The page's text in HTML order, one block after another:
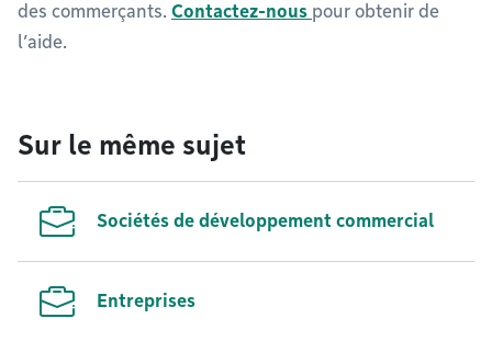
des commerçants. Contactez-nous pour obtenir de
l’aide.
Sur le même sujet
Sociétés de développement commercial
Entreprises